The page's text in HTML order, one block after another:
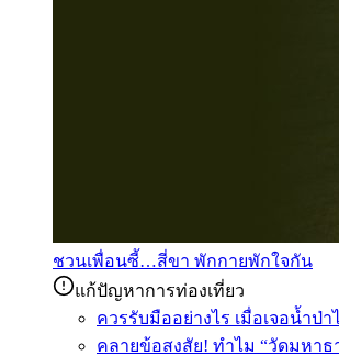
ชวนเพื่อนซี้…สี่ขา พักกายพักใจกัน
แก้ปัญหาการท่องเที่ยว
ควรรับมืออย่างไร เมื่อเจอน้ำป่
คลายข้อสงสัย! ทำไม “วัดมหา